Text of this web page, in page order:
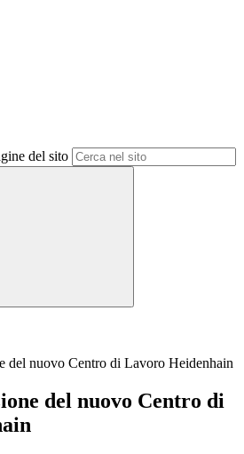
del sito
del nuovo Centro di Lavoro Heidenhain
del nuovo Centro di